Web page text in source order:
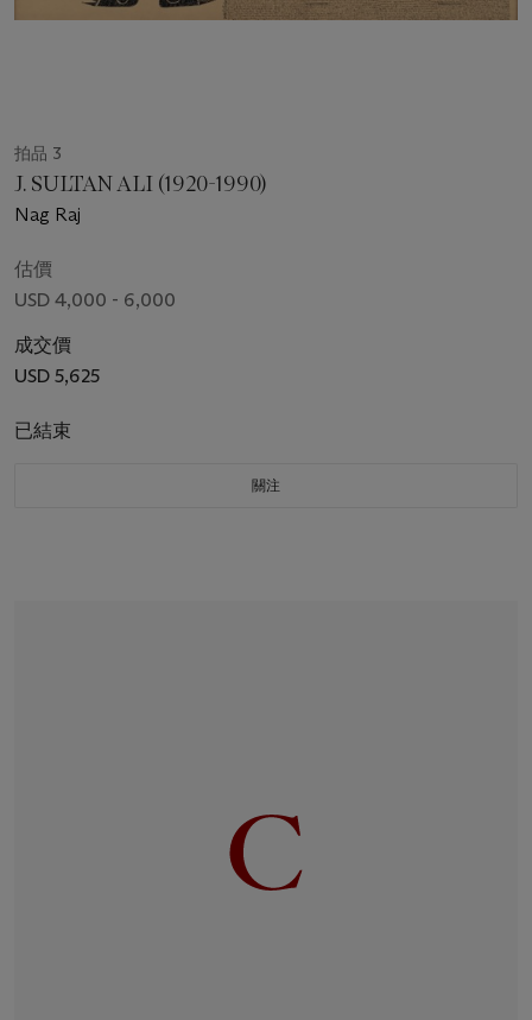
拍品 3
J. SULTAN ALI (1920-1990)
Nag Raj
估價
USD 4,000 - 6,000
成交價
USD 5,625
已結束
關注